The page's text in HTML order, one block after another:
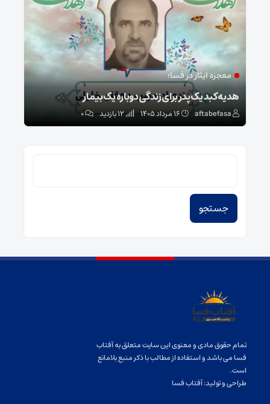
معجزه ایثار در فسا؛
هدیه کبد یک پدر برای زندگی دوباره یک بیمار
aftabefasa ۱۶ مرداد ۱۴۰۵ 12 بازدید ۰
تمام حقوق مادی و معنوی این سایت متعلق به آفتاب
فسا می باشد و استفاده از مطالب با ذکر منبع بلامانع
است.
طراحی و تولید:آفتاب فسا